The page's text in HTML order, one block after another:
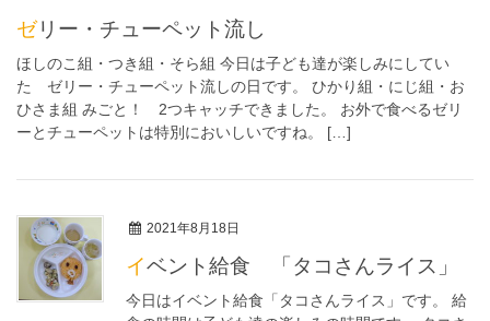
ゼリー・チューペット流し
ほしのこ組・つき組・そら組 今日は子ども達が楽しみにしてい
た ゼリー・チューペット流しの日です。 ひかり組・にじ組・お
ひさま組 みごと！ 2つキャッチできました。 お外で食べるゼリ
ーとチューペットは特別においしいですね。 […]
2021年8月18日
イベント給食 「タコさんライス」
今日はイベント給食「タコさんライス」です。 給